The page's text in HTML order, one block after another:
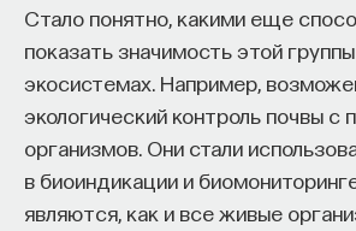
Стало понятно, какими еще
показать значимость этой
экосистемах. Например,
экологический контроль почвы
организмов. Они стали
в биоиндикации и
являются, как и все живые
ПОДДЕРЖАТЬ